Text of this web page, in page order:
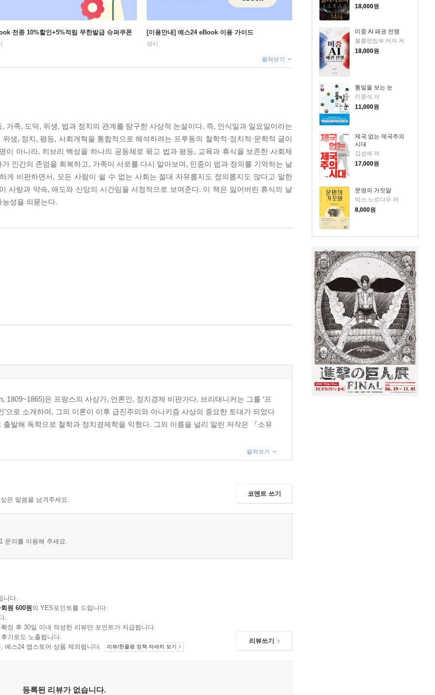
18,000원
미중 AI 패권 전쟁
볼륨편집부 저자 저
18,000원
통일을 보는 눈
이종석 저
11,000원
제국 없는 제국주의
시대
김성해 저
17,000원
문명의 거짓말
막스 노르다우 저
8,000원
전종 10%할인+5%적립 무한발급 슈퍼쿠폰 [이용안내] 예스24 eBook 이용 가이드
상시
펼쳐보기
가족, 도덕, 위생, 법과 정치의 관계를 탐구한 사상적 논설이다. 즉, 안식일과 일요일이라는
생, 정치, 평등, 사회개혁을 통합적으로 해석하려는 프루동의 철학적·정치적·문학적 글이
이 아니라, 히브리 백성을 하나의 공동체로 묶고 법과 평등, 교육과 휴식을 보존한 사회제
인간의 존엄을 회복하고, 가족이 서로를 다시 알아보며, 민중이 법과 정의를 기억하는 날
게 비판하면서, 모든 사람이 쉴 수 없는 사회는 절대 자유롭지도 정의롭지도 않다고 말한
사랑과 약속, 애도와 신앙의 시간임을 서정적으로 보여준다. 이 책은 잃어버린 휴식의 날
성을 되묻는다.
1809~1865)은 프랑스의 사상가, 언론인, 정치경제 비판가다. 브리태니커는 그를 ‘프
으로 소개하며, 그의 이론이 이후 급진주의와 아나키즘 사상의 중요한 토대가 되었다
발해 독학으로 철학과 정치경제학을 익혔다. 그의 이름을 널리 알린 저작은 『소유
펼쳐보기
은 말씀을 남겨주세요.
코멘트 쓰기
문의를 이용해 주세요.
니다.
원 600원의 YES포인트를 드립니다.
.
정 후 30일 이내 작성한 리뷰만 포인트가 지급됩니다.
기로도 노출됩니다.
예스24 앱스토어 상품 제외됩니다.
리뷰/한줄평 정책 자세히 보기
리뷰쓰기
등록된 리뷰가 없습니다.